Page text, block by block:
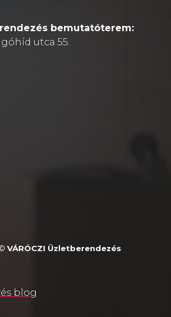
bemutatóterem:
utca 55.
VÁRÓCZI Üzletberendezés
blog